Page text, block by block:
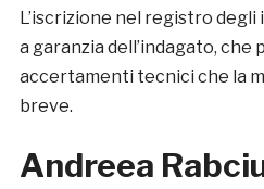
L’iscrizione nel registro
a garanzia dell’indagato,
accertamenti tecnici che la
breve.
Andreea